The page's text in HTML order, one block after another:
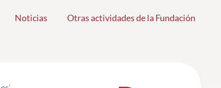
Noticias Otras actividades de la Fundación